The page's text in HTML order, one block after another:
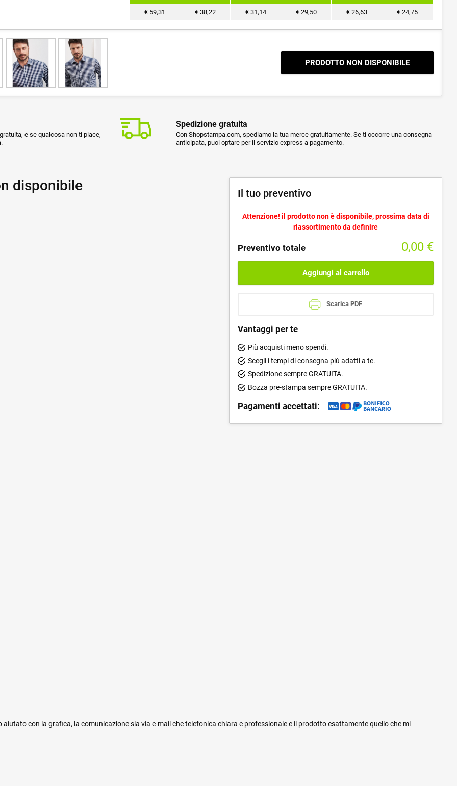
€ 59,31 € 38,22 € 31,14 € 29,50 € 26,63 € 24,75
PRODOTTO NON DISPONIBILE
e se qualcosa non ti piace,
Spedizione gratuita
Con Shopstampa.com, spediamo la tua merce gratuitamente. Se ti occorre una consegna
anticipata, puoi optare per il servizio express a pagamento.
disponibile Il tuo preventivo
Attenzione! il prodotto non è disponibile, prossima data di
riassortimento da definire
Preventivo totale 0,00 €
Aggiungi al carrello
Scarica PDF
Vantaggi per te
Più acquisti meno spendi.
Scegli i tempi di consegna più adatti a te.
Spedizione sempre GRATUITA.
Bozza pre-stampa sempre GRATUITA.
Pagamenti accettati:
con la grafica, la comunicazione sia via e-mail che telefonica chiara e professionale e il prodotto esattamente quello che mi